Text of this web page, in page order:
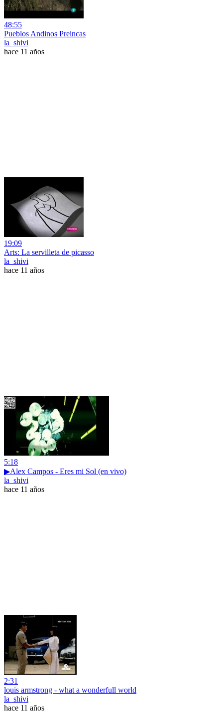
48:55
Pueblos Andinos Preincas
la_shivi
hace 11 años
19:09
Arts: La servilleta de picasso
la_shivi
hace 11 años
5:18
▶Alex Campos - Eres mi Sol (en vivo)
la_shivi
hace 11 años
2:31
louis armstrong - what a wonderfull world
la_shivi
hace 11 años